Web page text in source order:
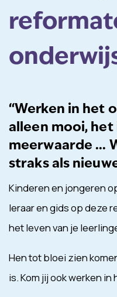
“Werken in het
alleen mooi, het
meerwaarde ...
straks als
Kinderen en jongeren
leraar en gids op deze
het leven van je
Hen tot bloei zien
is. Kom jij ook werken